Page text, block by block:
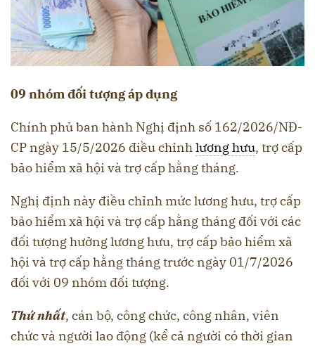
09 nhóm đối tượng áp dụng
Chính phủ ban hành Nghị định số 162/2026/NĐ-
CP ngày 15/5/2026 điều chỉnh lương hưu, trợ cấp
bảo hiểm xã hội và trợ cấp hằng tháng.
Nghị định này điều chỉnh mức lương hưu, trợ cấp
bảo hiểm xã hội và trợ cấp hằng tháng đối với các
đối tượng hưởng lương hưu, trợ cấp bảo hiểm xã
hội và trợ cấp hằng tháng trước ngày 01/7/2026
đối với 09 nhóm đối tượng.
Thứ nhất, cán bộ, công chức, công nhân, viên
chức và người lao động (kể cả người có thời gian